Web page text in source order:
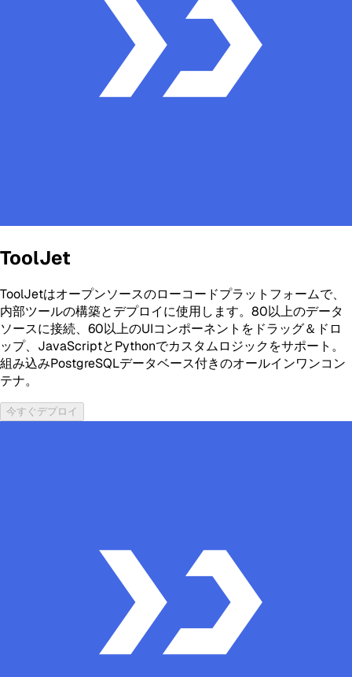
ToolJet
ToolJetはオープンソースのローコードプラットフォームで、
内部ツールの構築とデプロイに使用します。80以上のデータ
ソースに接続、60以上のUIコンポーネントをドラッグ＆ドロ
ップ、JavaScriptとPythonでカスタムロジックをサポート。
組み込みPostgreSQLデータベース付きのオールインワンコン
テナ。
今すぐデプロイ